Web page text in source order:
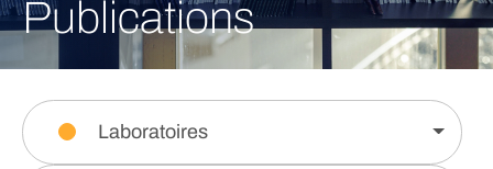
Publications
Laboratoires